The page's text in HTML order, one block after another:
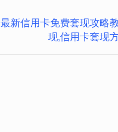
最新信用卡免费套现攻略
现,信用卡套现